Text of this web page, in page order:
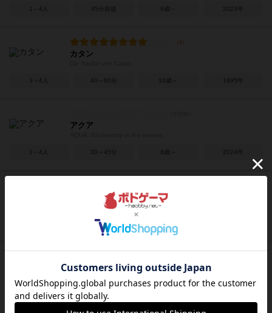
1～4人 45分前後 9歳～ 2023年
カタン
3～4人 40～60分 10歳～ 1995年
アクア
1～4人 30～45分 8歳～ 2024年
サン・ジミニャーノの塔
Le Torri di San Gimignano
20～30分 8歳～
バイツ
2～5人 20分前後